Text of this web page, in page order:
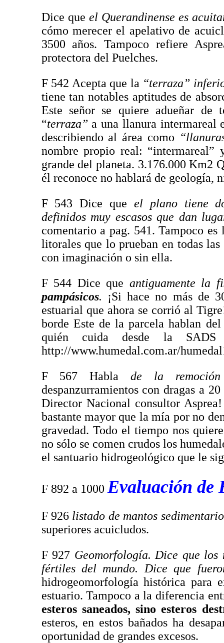
Dice que el Querandinense es
cómo merecer el apelativo de
3500 años. Tampoco refiere
protectora del Puelches.
F 542 Acepta que la “terraza”
tiene tan notables aptitudes de
Este señor se quiere adueñar
“terraza” a una llanura intermareal
describiendo al área como
nombre propio real: “intermareal”
grande del planeta. 3.176.000 Km2
él reconoce no hablará de geología,
F 543 Dice que el plano tiene
definidos muy escasos que dan
comentario a pag. 541. Tampoco
litorales que lo prueban en todas
con imaginación o sin ella.
F 544 Dice que antiguamente la
pampásicos. ¡Si hace no más de
estuarial que ahora se corrió al
borde Este de la parcela hablan
quién cuida desde la SADS
http://www.humedal.com.ar/
F 567 Hablade la
despanzurramientos con dragas a
Director Nacional consultor
bastante mayor que la mía por no
gravedad. Todo el tiempo nos
no sólo se comen crudos los
el santuario hidrogeológico que le
F 892 a 1000 Evaluación de
F 926 listado de mantos
superiores acuicludos.
F 927 Geomorfología. Dice que los
fértiles del mundo. Dice que
hidrogeomorfología histórica para
estuario. Tampoco a la diferencia
esteros saneados, sino esteros
esteros, en estos bañados ha
oportunidad de grandes excesos.